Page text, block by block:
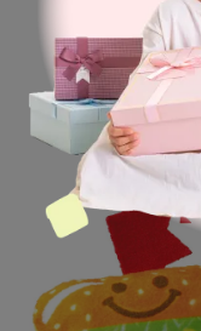
1.鬆緊
2.將鬆